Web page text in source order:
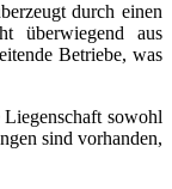
durch einen
überwiegend aus
Betriebe, was
sowohl
sind vorhanden,